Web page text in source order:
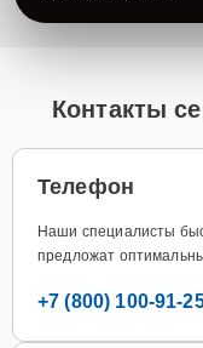
Контакты
Телефон
Наши специалисты
предложат
+7 (800) 100-91-